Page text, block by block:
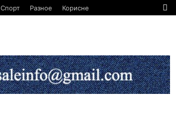
Спорт Разное Корисне